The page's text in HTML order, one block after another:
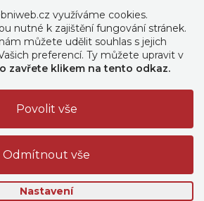
zPERTLIK SOFTWARE
využíváme cookies.
nutné k zajištění fungování stránek.
můžete udělit souhlas s jejich
preferencí. Ty můžete upravit v
zavřete klikem na tento odkaz.
Nastavení